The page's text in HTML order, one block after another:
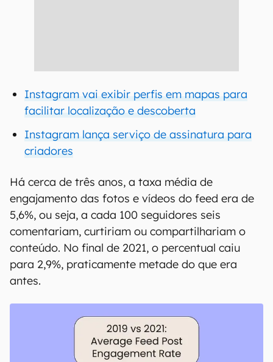
Instagram vai exibir perfis em mapas para
facilitar localização e descoberta
Instagram lança serviço de assinatura para
criadores
Há cerca de três anos, a taxa média de
engajamento das fotos e vídeos do feed era de
5,6%, ou seja, a cada 100 seguidores seis
comentariam, curtiriam ou compartilhariam o
conteúdo. No final de 2021, o percentual caiu
para 2,9%, praticamente metade do que era
antes.